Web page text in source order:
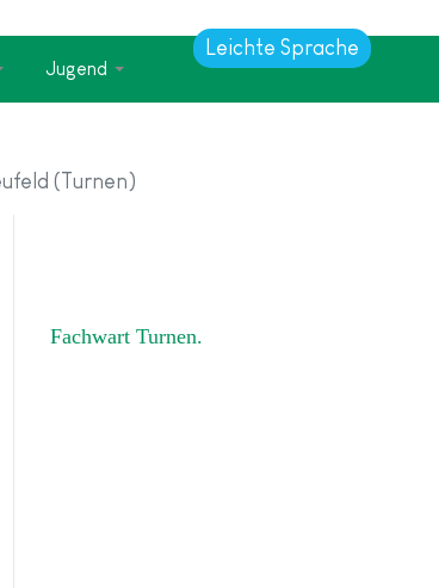
Leichte Sprache
Jugend
(Turnen)
Fachwart Turnen